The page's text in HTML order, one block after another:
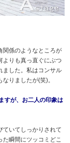
関係のようなところが
よりも真っ直ぐにぶつ
ました。私はコンサル
りましたが(笑)。
すが、お二人の印象は
ていてしっかりされて
瞬間にツッコミどこ